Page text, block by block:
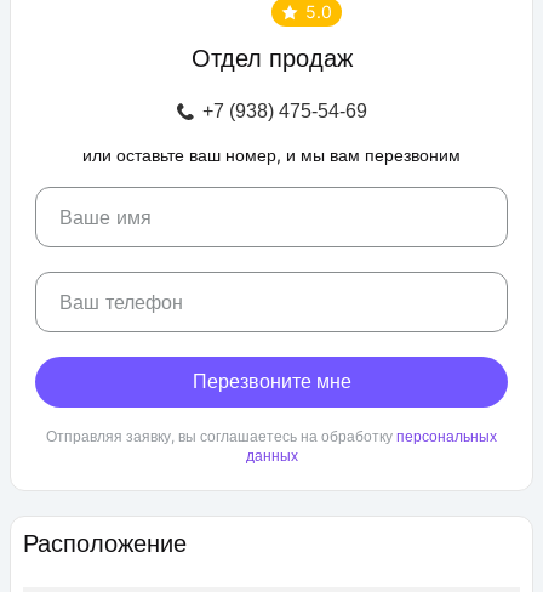
расположены детские и спортивные площадки,
зоны отдыха с беседками, спроектирован бульвар и
автовладельцев предусмотрен крытый и гостевой паркинг.
ЖК «Любимово» находится в районе «Губернский». Внешняя
инфраструктура развита, в пешей доступности: школа,
детский сад, магазины, поликлиника, салоны красоты. До
центра Краснодара — 25 минут транспортом.
Расположение
5.0
Отдел продаж
+7 (938) 475-54-69
или оставьте ваш номер, и мы вам перезвоним
Ваше имя
Ваш телефон
Перезвоните мне
Отправляя заявку, вы соглашаетесь на обработку персональных
данных